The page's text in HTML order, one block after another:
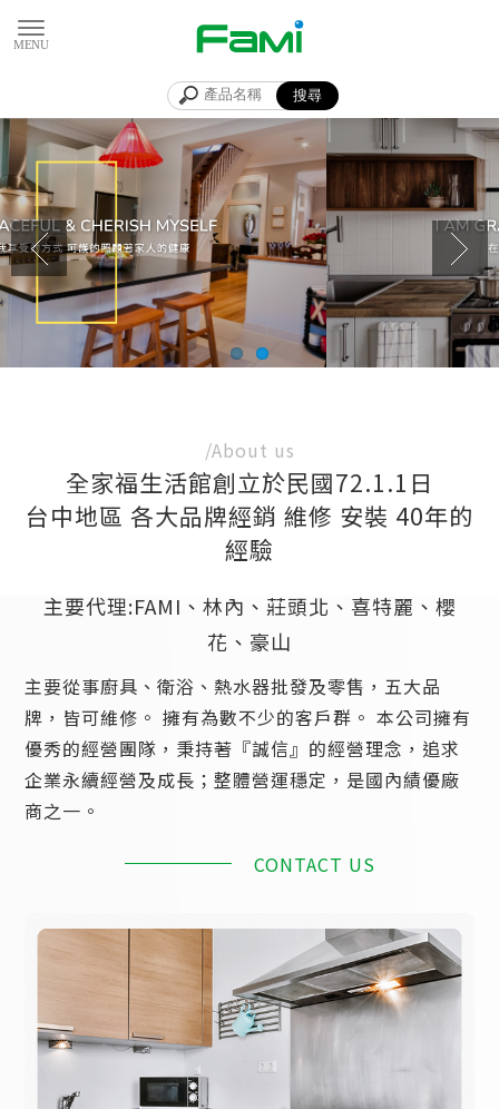
/About us
全家福生活館創立於民國72.1.1日
台中地區 各大品牌經銷 維修 安裝 40年的
經驗
主要代理:FAMI、林內、莊頭北、喜特麗、櫻
花、豪山
主要從事廚具、衛浴、熱水器批發及零售，五大品
牌，皆可維修。 擁有為數不少的客戶群。 本公司擁有
優秀的經營團隊，秉持著『誠信』的經營理念，追求
企業永續經營及成長；整體營運穩定，是國內績優廠
商之一。
CONTACT US